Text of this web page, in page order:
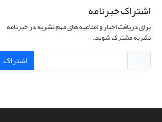
اشتراک خبرنامه
برای دریافت اخبار و اطلاعیه های مهم نشریه در خبرنامه
نشریه مشترک شوید.
اشتراک